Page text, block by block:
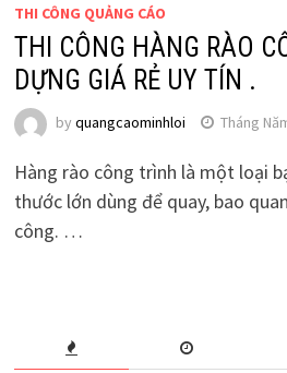
THI CÔNG QUẢNG CÁO
THI CÔNG HÀNG RÀO
DỰNG GIÁ RẺ UY TÍN .
by quangcaominhloi Tháng
Hàng rào công trình là một loại
thước lớn dùng để quay, bao
công. …